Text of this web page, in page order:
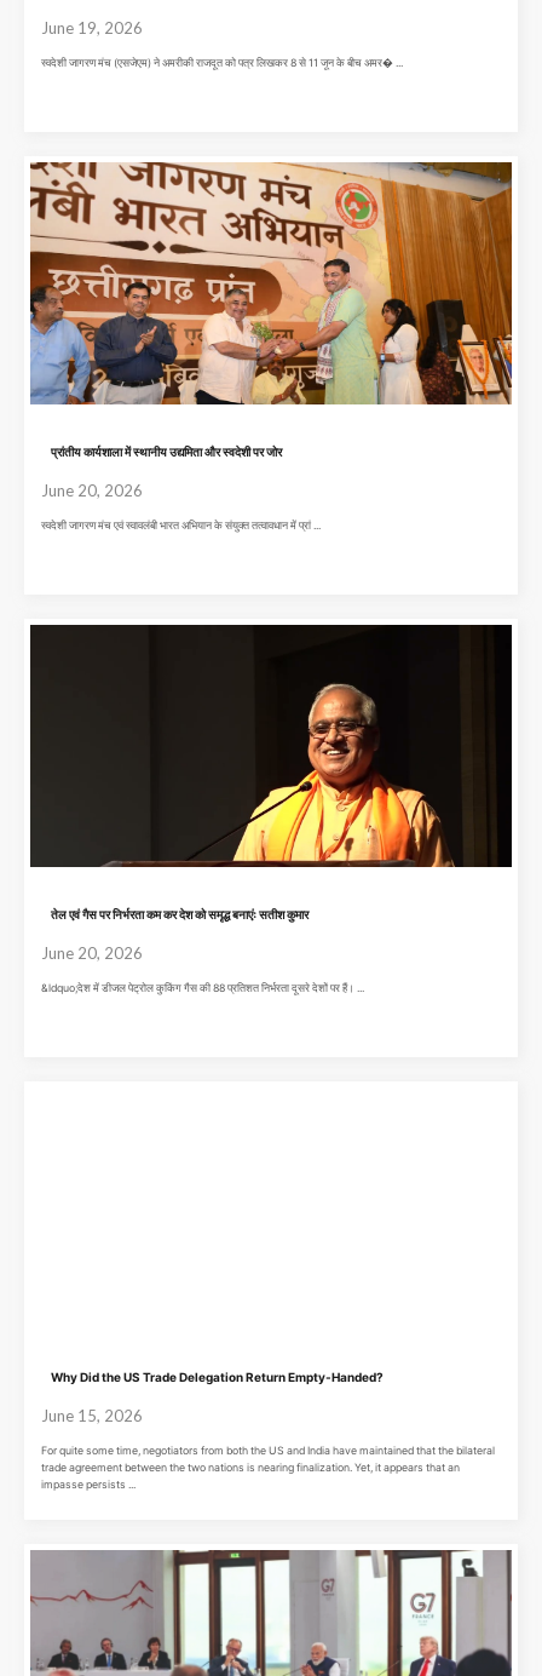
June 19, 2026
स्वदेशी जागरण मंच (एसजेएम) ने अमरीकी राजदूत को पत्र लिखकर 8 से 11 जून के बीच अमर� ...
प्रांतीय कार्यशाला में स्थानीय उद्यमिता और स्वदेशी पर जोर
June 20, 2026
स्वदेशी जागरण मंच एवं स्वावलंबी भारत अभियान के संयुक्त तत्वावधान में प्रां ...
तेल एवं गैस पर निर्भरता कम कर देश को समृद्ध बनाएंः सतीश कुमार
June 20, 2026
&ldquo;देश में डीजल पेट्रोल कुकिंग गैस की 88 प्रतिशत निर्भरता दूसरे देशों पर हैं। ...
Why Did the US Trade Delegation Return Empty-Handed?
June 15, 2026
For quite some time, negotiators from both the US and India have maintained that the bilateral
trade agreement between the two nations is nearing finalization. Yet, it appears that an
impasse persists ...